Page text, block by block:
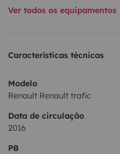
Ver todos os equipamentos
Características técnicas
Modelo
Renault Renault trafic
Data de circulação
2016
PB